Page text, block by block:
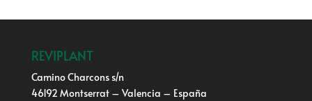
REVIPLANT
Camino Charcons s/n
46192 Montserrat – Valencia – España